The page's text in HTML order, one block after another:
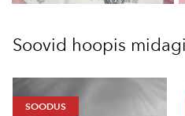
Soovid hoopis
SOODUS